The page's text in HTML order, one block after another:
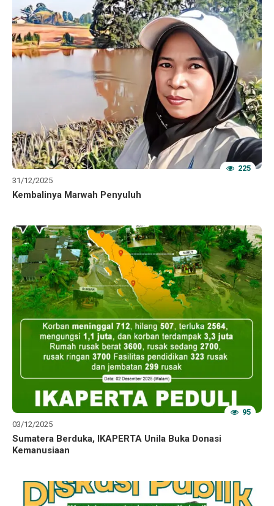
31/12/2025
225
Kembalinya Marwah Penyuluh
03/12/2025
95
Sumatera Berduka, IKAPERTA Unila Buka Donasi
Kemanusiaan